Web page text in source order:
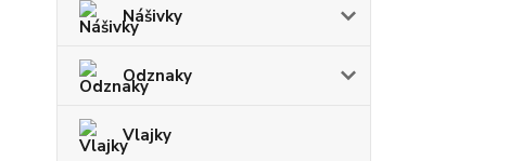
Nášivky
Odznaky
Vlajky